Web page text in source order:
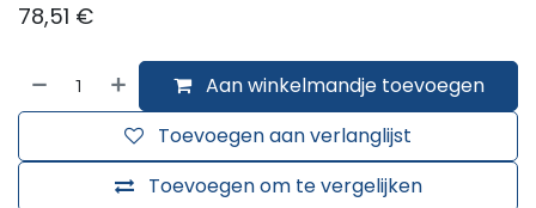
78,51 €
Aan winkelmandje toevoegen
Toevoegen om te vergelijken
Toevoegen aan verlanglijst